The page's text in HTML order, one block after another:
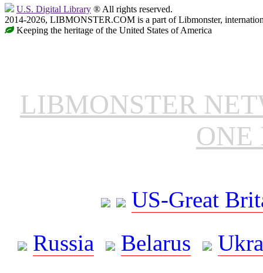
U.S. Digital Library ® All rights reserved.
2014-2026, LIBMONSTER.COM is a part of Libmonster,
Keeping the heritage of the United States of America
LIBMONSTER
ONE
US-Great
Russia
Belarus